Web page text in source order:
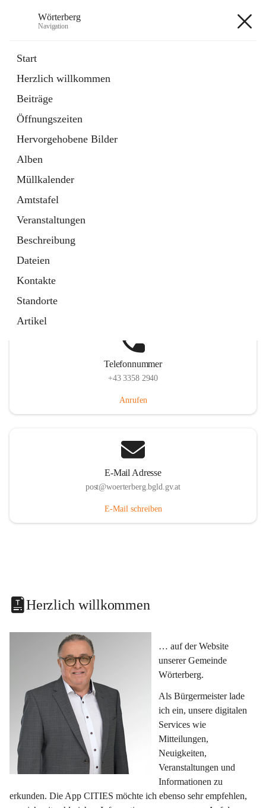
Wörterberg
Navigation
Start
Herzlich willkommen
Beiträge
Öffnungszeiten
Hervorgehobene Bilder
Alben
Müllkalender
Amtstafel
Veranstaltungen
Beschreibung
Dateien
Kontakte
Standorte
Artikel
5 Schnellzugriffe
Bürgerservice
9 Schnellzugriffe
Telefonnummer
+43 3358 2940
Anrufen
E-Mail Adresse
post@woerterberg.bgld.gv.at
E-Mail schreiben
Herzlich willkommen
… auf der Website
unserer Gemeinde
Wörterberg.
Als Bürgermeister lade
ich ein, unsere digitalen
Services wie
Mitteilungen,
Neuigkeiten,
Veranstaltungen und
Informationen zu
erkunden. Die App CITIES möchte ich ebenso sehr empfehlen,